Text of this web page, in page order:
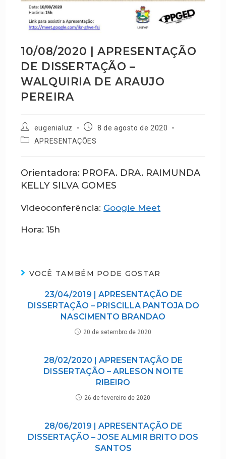
10/08/2020 | APRESENTAÇÃO
DE DISSERTAÇÃO –
WALQUIRIA DE ARAUJO
PEREIRA
eugenialuz
8 de agosto de 2020
APRESENTAÇÕES
Orientadora: PROFA. DRA. RAIMUNDA
KELLY SILVA GOMES
Videoconferência: Google Meet
Hora: 15h
VOCÊ TAMBÉM PODE GOSTAR
23/04/2019 | APRESENTAÇÃO DE
DISSERTAÇÃO – PRISCILLA PANTOJA DO
NASCIMENTO BRANDAO
20 de setembro de 2020
28/02/2020 | APRESENTAÇÃO DE
DISSERTAÇÃO – ARLESON NOITE
RIBEIRO
26 de fevereiro de 2020
28/06/2019 | APRESENTAÇÃO DE
DISSERTAÇÃO – JOSE ALMIR BRITO DOS
SANTOS